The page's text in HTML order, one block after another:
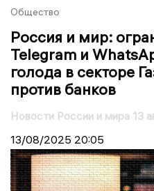
Общество
Россия и мир:
Telegram и
голода в секторе
против банков
Новости России и мира 13
13/08/2025 20:05